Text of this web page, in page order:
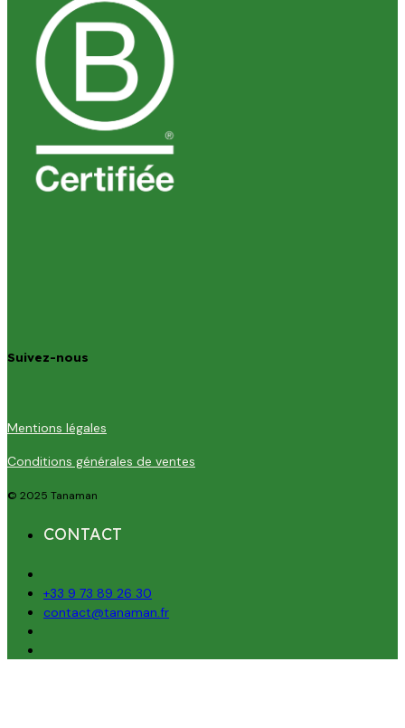
Suivez-nous
Mentions légales
Conditions générales de ventes
© 2025 Tanaman
CONTACT
+33 9 73 89 26 30
contact@tanaman.fr